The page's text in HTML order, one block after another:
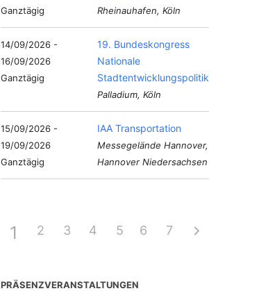
Ganztägig
Rheinauhafen, Köln
14/09/2026 -
16/09/2026
Ganztägig
19. Bundeskongress
Nationale
Stadtentwicklungspolitik
Palladium, Köln
15/09/2026 -
19/09/2026
Ganztägig
IAA Transportation
Messegelände Hannover,
Hannover Niedersachsen
1 2 3 4 5 6 7
PRÄSENZVERANSTALTUNGEN